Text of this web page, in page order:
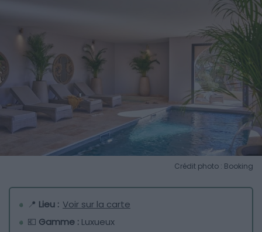
Crédit photo : Booking
📍 Lieu : Voir sur la carte
💶 Gamme : Luxueux